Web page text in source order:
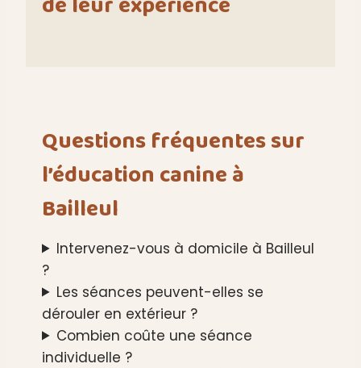
Questions fréquentes sur
l’éducation canine à
Bailleul
Intervenez-vous à domicile à Bailleul
?
Les séances peuvent-elles se
dérouler en extérieur ?
Combien coûte une séance
individuelle ?